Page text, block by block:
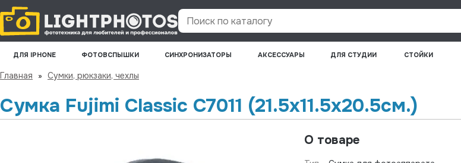
Поиск по каталогу
ДЛЯ IPHONE ФОТОВСПЫШКИ СИНХРОНИЗАТОРЫ АКСЕССУАРЫ ДЛЯ СТУДИИ СТОЙКИ
Главная » Сумки, рюкзаки, чехлы
Сумка Fujimi Classic C7011 (21.5х11.5х20.5см.)
О товаре